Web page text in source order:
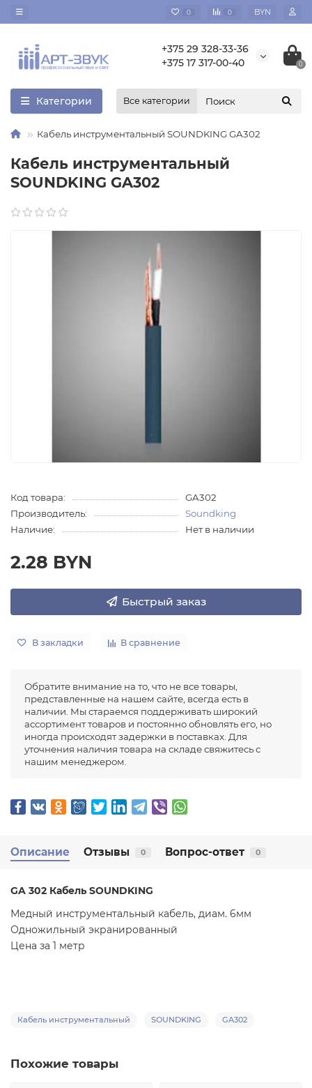
0 0 BYN
+375 29 328-33-36
+375 17 317-00-40
0
Категории Все категории
Кабель инструментальный SOUNDKING GA302
Кабель инструментальный
SOUNDKING GA302
Код товара:
GA302
Производитель:
Soundking
Наличие:
Нет в наличии
2.28 BYN
Быстрый заказ
В закладки В сравнение
Обратите внимание на то, что не все товары,
представленные на нашем сайте, всегда есть в
наличии. Мы стараемся поддерживать широкий
ассортимент товаров и постоянно обновлять его, но
иногда происходят задержки в поставках. Для
уточнения наличия товара на складе свяжитесь с
нашим менеджером.
Описание Отзывы 0 Вопрос-ответ 0
GA 302 Кабель SOUNDKING
Медный инструментальный кабель, диам. 6мм
Одножильный экранированный
Цена за 1 метр
Кабель инструментальный SOUNDKING GA302
Похожие товары